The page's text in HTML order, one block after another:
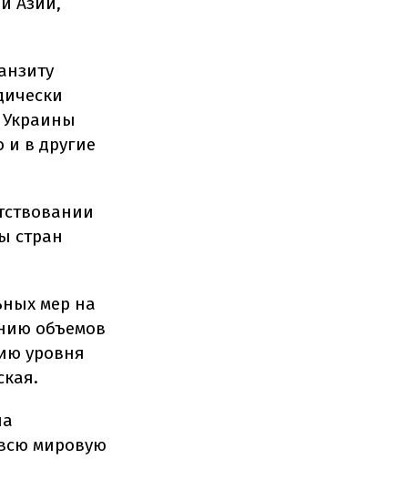
и в другие
стран
мер на
объемов
уровня
мировую